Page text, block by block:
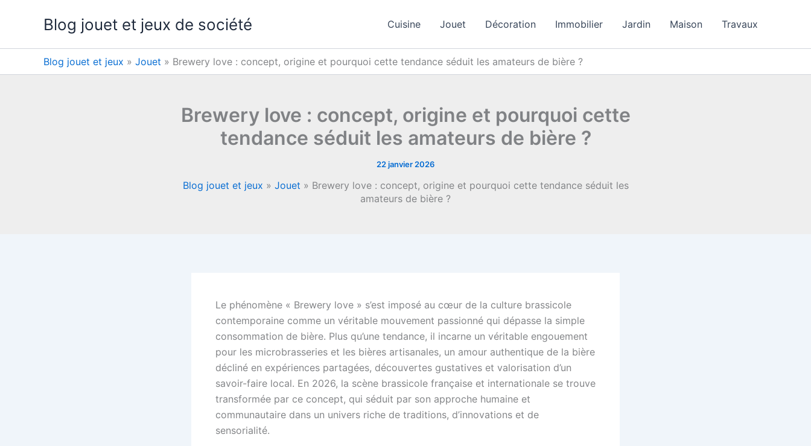
Blog jouet et jeux de société Cuisine Jouet Décoration Immobilier Jardin Maison Travaux
Blog jouet et jeux » Jouet » Brewery love : concept, origine et pourquoi cette tendance séduit les amateurs de bière ?
Brewery love : concept, origine et pourquoi cette
tendance séduit les amateurs de bière ?
22 janvier 2026
Blog jouet et jeux » Jouet » Brewery love : concept, origine et pourquoi cette tendance séduit les
amateurs de bière ?
Le phénomène « Brewery love » s’est imposé au cœur de la culture brassicole
contemporaine comme un véritable mouvement passionné qui dépasse la simple
consommation de bière. Plus qu’une tendance, il incarne un véritable engouement
pour les microbrasseries et les bières artisanales, un amour authentique de la bière
décliné en expériences partagées, découvertes gustatives et valorisation d’un
savoir-faire local. En 2026, la scène brassicole française et internationale se trouve
transformée par ce concept, qui séduit par son approche humaine et
communautaire dans un univers riche de traditions, d’innovations et de
sensorialité.